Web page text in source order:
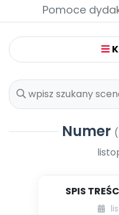
Archiwalne
Pomoc
Pomoce
Numer (
SPIS